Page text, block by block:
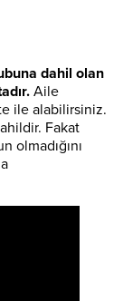
dahil olan
Aile
ile alabilirsiniz.
Fakat
olmadığını